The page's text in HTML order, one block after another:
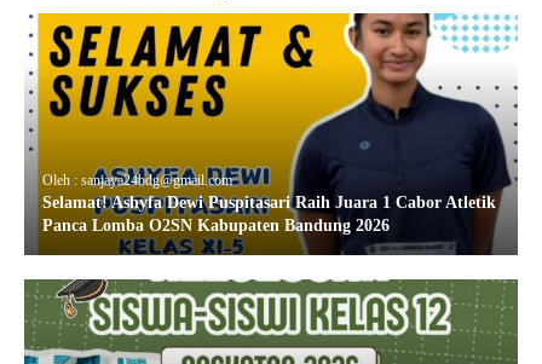
Oleh : sanjaya24bdg@gmail.com
Selamat! Ashyfa Dewi Puspitasari Raih Juara 1 Cabor Atletik
Panca Lomba O2SN Kabupaten Bandung 2026